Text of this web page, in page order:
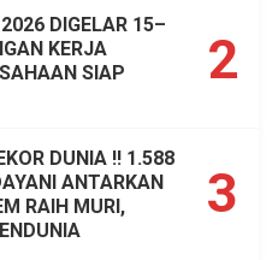
2
DIGELAR 15–
KERJA
SIAP
3
DUNIA !! 1.588
ANTARKAN
RAIH MURI,